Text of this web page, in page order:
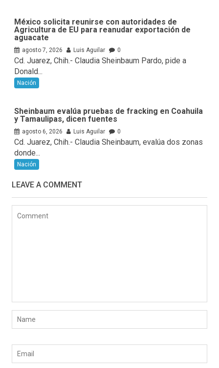
México solicita reunirse con autoridades de
Agricultura de EU para reanudar exportación de
aguacate
agosto 7, 2026 Luis Aguilar 0
Cd. Juarez, Chih.- Claudia Sheinbaum Pardo, pide a
Donald...
Nación
Sheinbaum evalúa pruebas de fracking en Coahuila
y Tamaulipas, dicen fuentes
agosto 6, 2026 Luis Aguilar 0
Cd. Juarez, Chih.- Claudia Sheinbaum, evalúa ⁠dos zonas
donde...
Nación
LEAVE A COMMENT